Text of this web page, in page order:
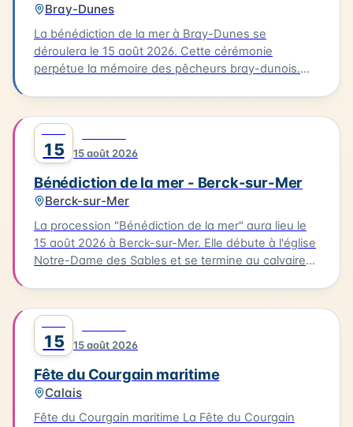
Bray-Dunes
La bénédiction de la mer à Bray-Dunes se
déroulera le 15 août 2026. Cette cérémonie
perpétue la mémoire des pêcheurs bray-dunois.
traditionnels jusqu'à la plage. L'homologue est
ensuite rendu aux marins disparus. Cette tradition
est une occasion pour les habitants de se
rassembler et de célébrer leur lien avec la mer.
15 15 août 2026
Bénédiction de la mer - Berck-sur-Mer
Berck-sur-Mer
La procession "Bénédiction de la mer" aura lieu le
15 août 2026 à Berck-sur-Mer. Elle débute à l'église
Notre-Dame des Sables et se termine au calvaire
des bateaux. Vous pourrez également profiter
d'animations, de stands associatifs et d'un feu
d'artifices en soirée. Cette célébration est un
moment unique pour les habitants et les visiteurs
de Berck-sur-Mer.
15 15 août 2026
Fête du Courgain maritime
Calais
Fête du Courgain maritime La Fête du Courgain